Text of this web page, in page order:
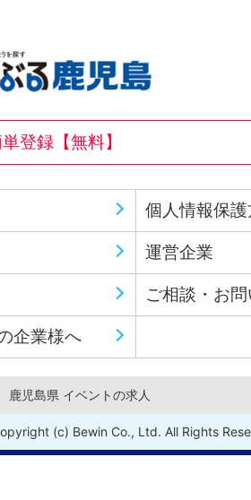
登録【無料】
個人情報保
運営企業
ご相談・お
企業様へ
鹿児島県 イベントの求人
(c) Bewin Co., Ltd. All Rights